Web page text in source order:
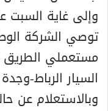
وإلى غاية السبت
توصي الشركة
مستعملي الطريق
السيار الرباط-
وبالاستعلام عن